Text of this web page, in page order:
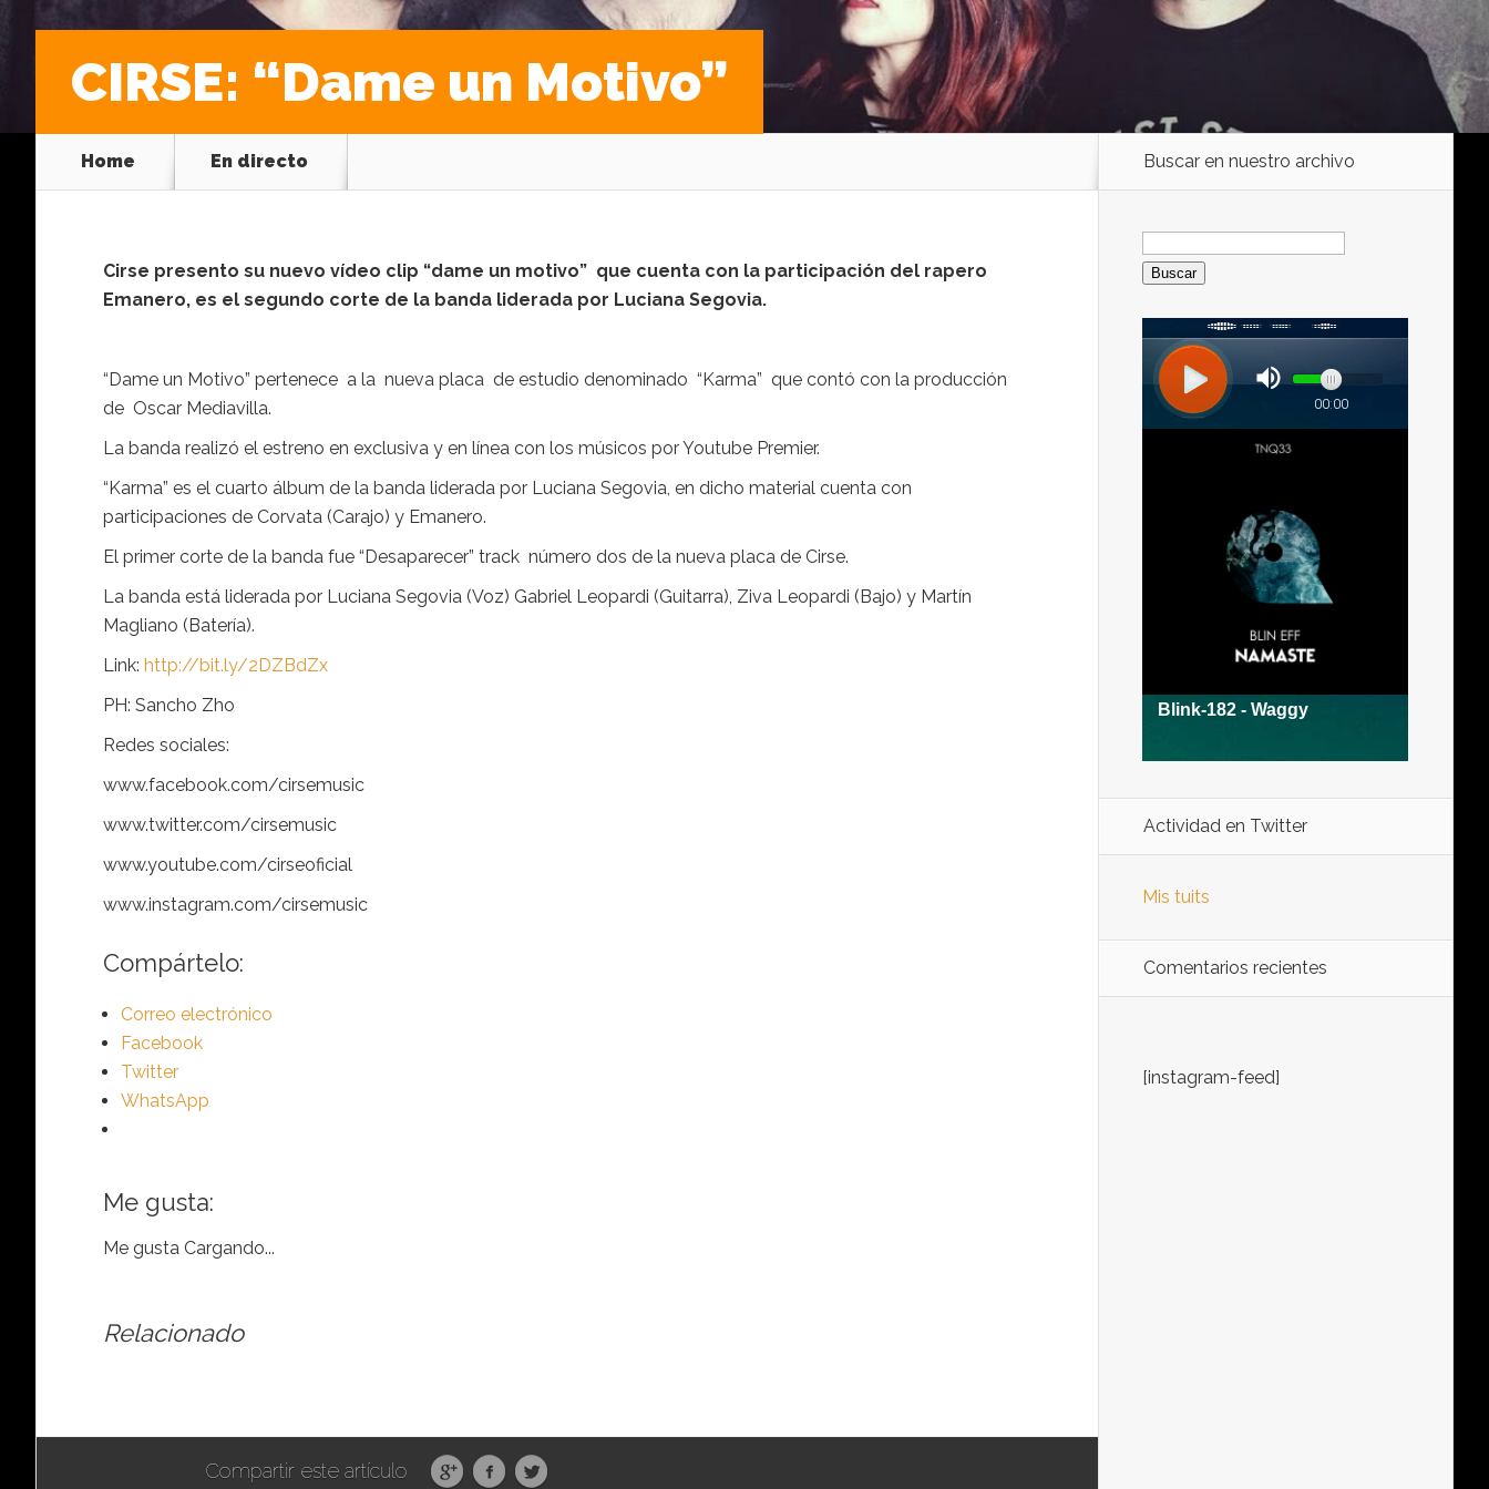
CIRSE: “Dame un Motivo”
Home En directo
Cirse presento su nuevo vídeo clip “dame un motivo” que cuenta con la participación del rapero
Emanero, es el segundo corte de la banda liderada por Luciana Segovia.
“Dame un Motivo” pertenece a la nueva placa de estudio denominado “Karma” que contó con la producción
de Oscar Mediavilla.
La banda realizó el estreno en exclusiva y en línea con los músicos por Youtube Premier.
“Karma” es el cuarto álbum de la banda liderada por Luciana Segovia, en dicho material cuenta con
participaciones de Corvata (Carajo) y Emanero.
El primer corte de la banda fue “Desaparecer” track número dos de la nueva placa de Cirse.
La banda está liderada por Luciana Segovia (Voz) Gabriel Leopardi (Guitarra), Ziva Leopardi (Bajo) y Martín
Magliano (Batería).
Link: http://bit.ly/2DZBdZx
PH: Sancho Zho
Redes sociales:
www.facebook.com/cirsemusic
www.twitter.com/cirsemusic
www.youtube.com/cirseoficial
www.instagram.com/cirsemusic
Compártelo:
Correo electrónico
Facebook
Twitter
WhatsApp
Me gusta:
Me gusta Cargando...
Relacionado
Compartir este artículo
Buscar en nuestro archivo
Buscar:
Actividad en Twitter
Mis tuits
Comentarios recientes
[instagram-feed]